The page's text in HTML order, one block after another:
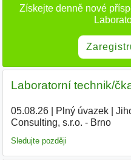
Získejte denně nové
Laboratorní technik/
05.08.26| Plný úvazek|
Consulting, s.r.o. - Brno
Sledujte později